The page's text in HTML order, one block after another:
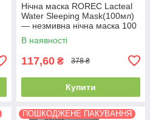
Нічна маска ROREC Lacteal
Water Sleeping Mask(100мл)
— незмивна нічна маска 100
мл
В наявності
117,60 ₴ 378 ₴
Купити
ПОШКОДЖЕНЕ ПАКУВАННЯ